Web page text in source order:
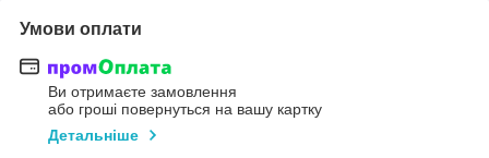
Умови оплати
Ви отримаєте замовлення
або гроші повернуться на вашу картку
Детальніше